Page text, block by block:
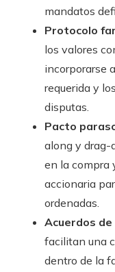
mandatos
Protocolo
los valores
incorporarse
requerida y
disputas.
Pacto
along y drag-
en la compra
accionaria
ordenadas.
Acuerdos
facilitan una
dentro de la